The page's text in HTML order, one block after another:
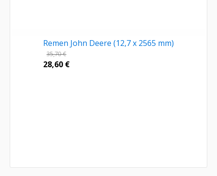
Remen John Deere (12,7 x 2565 mm)
35,70€
28,60 €